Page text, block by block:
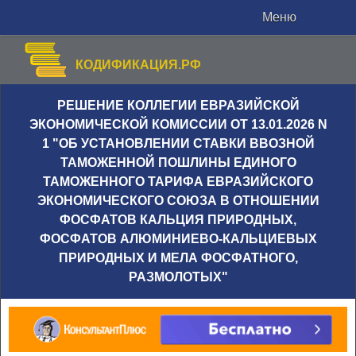
Меню
КОДИФИКАЦИЯ.РФ
РЕШЕНИЕ КОЛЛЕГИИ ЕВРАЗИЙСКОЙ
ЭКОНОМИЧЕСКОЙ КОМИССИИ ОТ 13.01.2026 N
1 "ОБ УСТАНОВЛЕНИИ СТАВКИ ВВОЗНОЙ
ТАМОЖЕННОЙ ПОШЛИНЫ ЕДИНОГО
ТАМОЖЕННОГО ТАРИФА ЕВРАЗИЙСКОГО
ЭКОНОМИЧЕСКОГО СОЮЗА В ОТНОШЕНИИ
ФОСФАТОВ КАЛЬЦИЯ ПРИРОДНЫХ,
ФОСФАТОВ АЛЮМИНИЕВО-КАЛЬЦИЕВЫХ
ПРИРОДНЫХ И МЕЛА ФОСФАТНОГО,
РАЗМОЛОТЫХ"